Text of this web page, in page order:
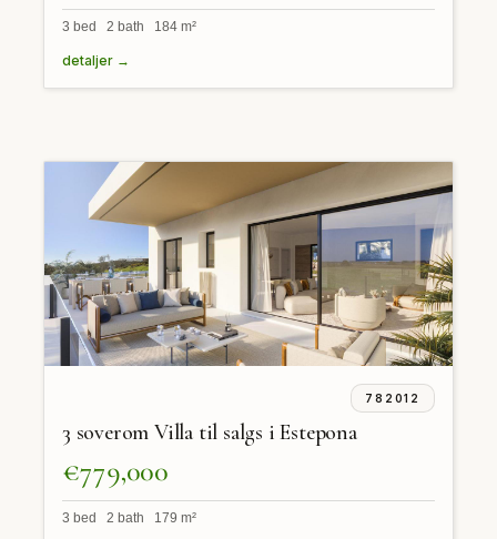
3 bed 2 bath 184 m²
detaljer →
782012
3 soverom Villa til salgs i Estepona
€779,000
3 bed 2 bath 179 m²